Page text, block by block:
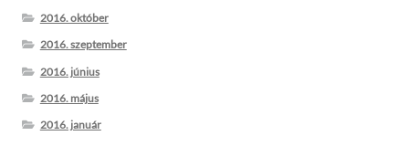
2016. október
2016. szeptember
2016. június
2016. május
2016. január